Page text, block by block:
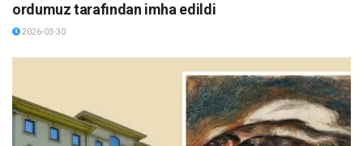
ordumuz tarafından imha edildi
2026-03-30